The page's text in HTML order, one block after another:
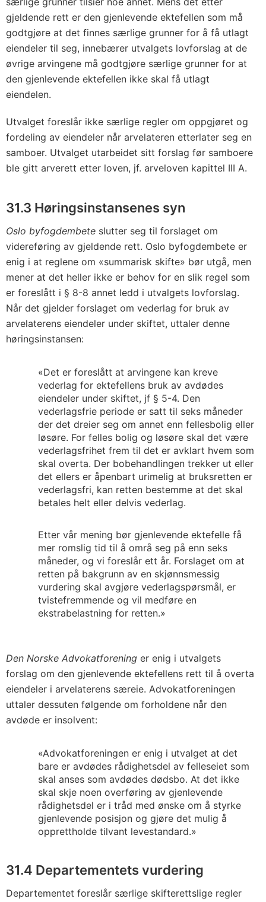
gjeldende rett er den gjenlevende ektefellen som må
godtgjøre at det finnes særlige grunner for å få utlagt
eiendeler til seg, innebærer utvalgets lovforslag at de
øvrige arvingene må godtgjøre særlige grunner for at
den gjenlevende ektefellen ikke skal få utlagt
eiendelen.
Utvalget foreslår ikke særlige regler om oppgjøret og
fordeling av eiendeler når arvelateren etterlater seg en
samboer. Utvalget utarbeidet sitt forslag før samboere
ble gitt arverett etter loven, jf. arveloven kapittel III A.
31.3 Høringsinstansenes syn
Oslo byfogdembete slutter seg til forslaget om
videreføring av gjeldende rett. Oslo byfogdembete er
enig i at reglene om «summarisk skifte» bør utgå, men
mener at det heller ikke er behov for en slik regel som
er foreslått i § 8-8 annet ledd i utvalgets lovforslag.
Når det gjelder forslaget om vederlag for bruk av
arvelaterens eiendeler under skiftet, uttaler denne
høringsinstansen:
«Det er foreslått at arvingene kan kreve
vederlag for ektefellens bruk av avdødes
eiendeler under skiftet, jf § 5-4. Den
vederlagsfrie periode er satt til seks måneder
der det dreier seg om annet enn fellesbolig eller
løsøre. For felles bolig og løsøre skal det være
vederlagsfrihet frem til det er avklart hvem som
skal overta. Der bobehandlingen trekker ut eller
det ellers er åpenbart urimelig at bruksretten er
vederlagsfri, kan retten bestemme at det skal
betales helt eller delvis vederlag.
Etter vår mening bør gjenlevende ektefelle få
mer romslig tid til å områ seg på enn seks
måneder, og vi foreslår ett år. Forslaget om at
retten på bakgrunn av en skjønnsmessig
vurdering skal avgjøre vederlagspørsmål, er
tvistefremmende og vil medføre en
ekstrabelastning for retten.»
Den Norske Advokatforening er enig i utvalgets
forslag om den gjenlevende ektefellens rett til å overta
eiendeler i arvelaterens særeie. Advokatforeningen
uttaler dessuten følgende om forholdene når den
avdøde er insolvent:
«Advokatforeningen er enig i utvalget at det
bare er avdødes rådighetsdel av felleseiet som
skal anses som avdødes dødsbo. At det ikke
skal skje noen overføring av gjenlevende
rådighetsdel er i tråd med ønske om å styrke
gjenlevende posisjon og gjøre det mulig å
opprettholde tilvant levestandard.»
31.4 Departementets vurdering
Departementet foreslår særlige skifterettslige regler